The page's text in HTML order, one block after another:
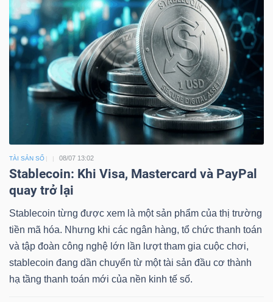
TÀI SẢN SỐ 08/07 13:02
Stablecoin: Khi Visa, Mastercard và PayPal
quay trở lại
Stablecoin từng được xem là một sản phẩm của thị trường
tiền mã hóa. Nhưng khi các ngân hàng, tổ chức thanh toán
và tập đoàn công nghệ lớn lần lượt tham gia cuộc chơi,
stablecoin đang dần chuyển từ một tài sản đầu cơ thành
hạ tầng thanh toán mới của nền kinh tế số.